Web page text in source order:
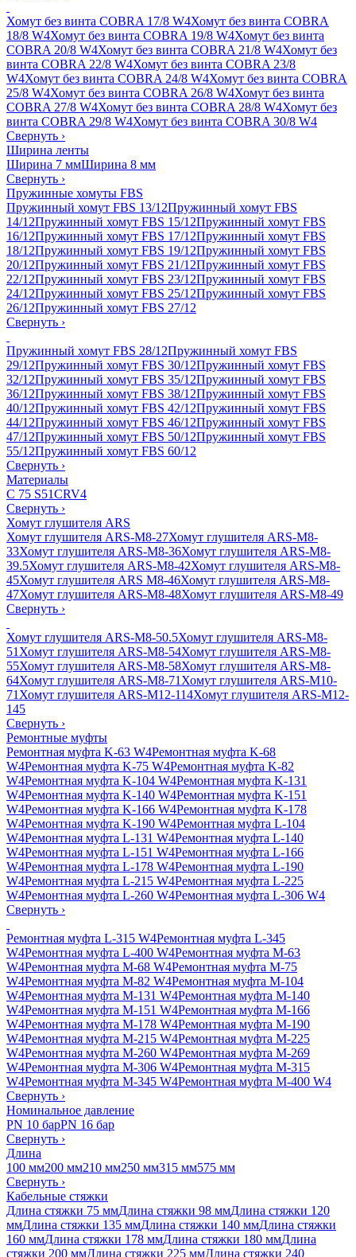
Хомут без винта COBRA 17/8 W4Хомут без винта COBRA
18/8 W4Хомут без винта COBRA 19/8 W4Хомут без винта
COBRA 20/8 W4Хомут без винта COBRA 21/8 W4Хомут без
винта COBRA 22/8 W4Хомут без винта COBRA 23/8
W4Хомут без винта COBRA 24/8 W4Хомут без винта COBRA
25/8 W4Хомут без винта COBRA 26/8 W4Хомут без винта
COBRA 27/8 W4Хомут без винта COBRA 28/8 W4Хомут без
винта COBRA 29/8 W4Хомут без винта COBRA 30/8 W4
Свернуть ›
Ширина ленты
Ширина 7 ммШирина 8 мм
Свернуть ›
Пружинные хомуты FBS
Пружинный хомут FBS 13/12Пружинный хомут FBS
14/12Пружинный хомут FBS 15/12Пружинный хомут FBS
16/12Пружинный хомут FBS 17/12Пружинный хомут FBS
18/12Пружинный хомут FBS 19/12Пружинный хомут FBS
20/12Пружинный хомут FBS 21/12Пружинный хомут FBS
22/12Пружинный хомут FBS 23/12Пружинный хомут FBS
24/12Пружинный хомут FBS 25/12Пружинный хомут FBS
26/12Пружинный хомут FBS 27/12
Свернуть ›
Пружинный хомут FBS 28/12Пружинный хомут FBS
29/12Пружинный хомут FBS 30/12Пружинный хомут FBS
32/12Пружинный хомут FBS 35/12Пружинный хомут FBS
36/12Пружинный хомут FBS 38/12Пружинный хомут FBS
40/12Пружинный хомут FBS 42/12Пружинный хомут FBS
44/12Пружинный хомут FBS 46/12Пружинный хомут FBS
47/12Пружинный хомут FBS 50/12Пружинный хомут FBS
55/12Пружинный хомут FBS 60/12
Свернуть ›
Материалы
C 75 S51CRV4
Свернуть ›
Хомут глушителя ARS
Хомут глушителя ARS-M8-27Хомут глушителя ARS-M8-
33Хомут глушителя ARS-M8-36Хомут глушителя ARS-M8-
39.5Хомут глушителя ARS-M8-42Хомут глушителя ARS-M8-
45Хомут глушителя ARS M8-46Хомут глушителя ARS-M8-
47Хомут глушителя ARS-M8-48Хомут глушителя ARS-M8-49
Свернуть ›
Хомут глушителя ARS-M8-50.5Хомут глушителя ARS-M8-
51 Хомут глушителя ARS-M8-54Хомут глушителя ARS-M8-
55Хомут глушителя ARS-M8-58Хомут глушителя ARS-M8-
64Хомут глушителя ARS-M8-71 Хомут глушителя ARS-M10-
71 Хомут глушителя ARS-M12-114Хомут глушителя ARS-M12-
145
Свернуть ›
Ремонтные муфты
Ремонтная муфта K-63 W4Ремонтная муфта K-68
W4Ремонтная муфта K-75 W4Ремонтная муфта K-82
W4Ремонтная муфта K-104 W4Ремонтная муфта K-131
W4Ремонтная муфта K-140 W4Ремонтная муфта K-151
W4Ремонтная муфта K-166 W4Ремонтная муфта K-178
W4Ремонтная муфта K-190 W4Ремонтная муфта L-104
W4Ремонтная муфта L-131 W4Ремонтная муфта L-140
W4Ремонтная муфта L-151 W4Ремонтная муфта L-166
W4Ремонтная муфта L-178 W4Ремонтная муфта L-190
W4Ремонтная муфта L-215 W4Ремонтная муфта L-225
W4Ремонтная муфта L-260 W4Ремонтная муфта L-306 W4
Свернуть ›
Ремонтная муфта L-315 W4Ремонтная муфта L-345
W4Ремонтная муфта L-400 W4Ремонтная муфта M-63
W4Ремонтная муфта M-68 W4Ремонтная муфта M-75
W4Ремонтная муфта M-82 W4Ремонтная муфта M-104
W4Ремонтная муфта M-131 W4Ремонтная муфта M-140
W4Ремонтная муфта M-151 W4Ремонтная муфта M-166
W4Ремонтная муфта M-178 W4Ремонтная муфта M-190
W4Ремонтная муфта M-215 W4Ремонтная муфта M-225
W4Ремонтная муфта M-260 W4Ремонтная муфта M-269
W4Ремонтная муфта M-306 W4Ремонтная муфта M-315
W4Ремонтная муфта M-345 W4Ремонтная муфта M-400 W4
Свернуть ›
Номинальное давление
PN 10 барPN 16 бар
Свернуть ›
Длина
100 мм200 мм210 мм250 мм315 мм575 мм
Свернуть ›
Кабельные стяжки
Длина стяжки 75 ммДлина стяжки 98 ммДлина стяжки 120
ммДлина стяжки 135 ммДлина стяжки 140 ммДлина стяжки
160 ммДлина стяжки 178 ммДлина стяжки 180 ммДлина
стяжки 200 ммДлина стяжки 225 ммДлина стяжки 240